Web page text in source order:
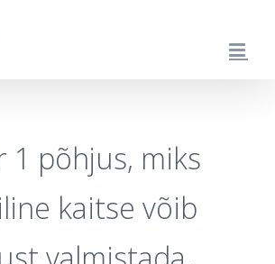
1 põhjus, miks
kaitse võib